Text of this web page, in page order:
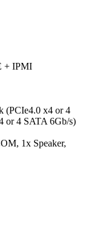
+ IPMI
(PCIe4.0 x4 or 4
or 4 SATA 6Gb/s)
1x Speaker,